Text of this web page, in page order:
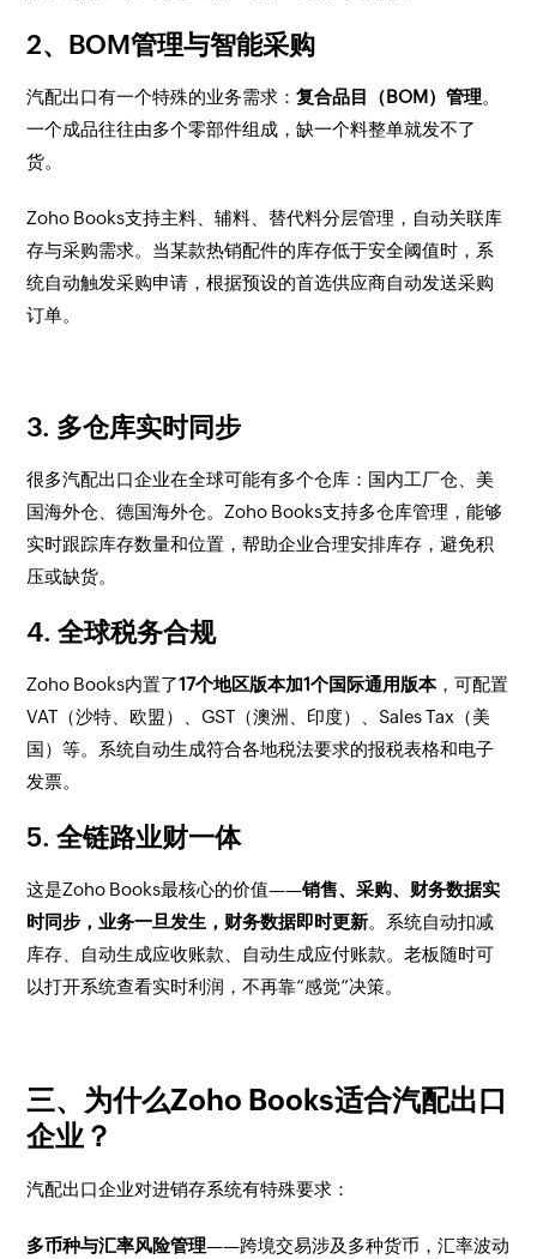
2、BOM管理与智能采购
汽配出口有一个特殊的业务需求：复合品目（BOM）管理。
一个成品往往由多个零部件组成，缺一个料整单就发不了
货。
Zoho Books支持主料、辅料、替代料分层管理，自动关联库
存与采购需求。当某款热销配件的库存低于安全阈值时，系
统自动触发采购申请，根据预设的首选供应商自动发送采购
订单。
3. 多仓库实时同步
很多汽配出口企业在全球可能有多个仓库：国内工厂仓、美
国海外仓、德国海外仓。Zoho Books支持多仓库管理，能够
实时跟踪库存数量和位置，帮助企业合理安排库存，避免积
压或缺货。
4. 全球税务合规
Zoho Books内置了17个地区版本加1个国际通用版本，可配置
VAT（沙特、欧盟）、GST（澳洲、印度）、Sales Tax（美
国）等。系统自动生成符合各地税法要求的报税表格和电子
发票。
5. 全链路业财一体
这是Zoho Books最核心的价值——销售、采购、财务数据实
时同步，业务一旦发生，财务数据即时更新。系统自动扣减
库存、自动生成应收账款、自动生成应付账款。老板随时可
以打开系统查看实时利润，不再靠“感觉”决策。
三、为什么Zoho Books适合汽配出口
企业？
汽配出口企业对进销存系统有特殊要求：
多币种与汇率风险管理——跨境交易涉及多种货币，汇率波动